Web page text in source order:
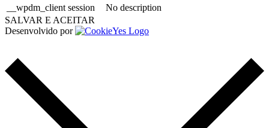
__wpdm_client session
No description
SALVAR E ACEITAR
Desenvolvido por